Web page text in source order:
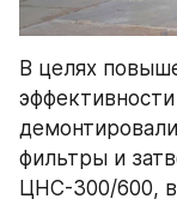
В целях
фильтры и
ЦНС-300/600,